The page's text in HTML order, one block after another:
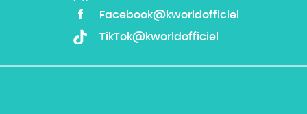
Facebook@kworldofficiel
TikTok@kworldofficiel